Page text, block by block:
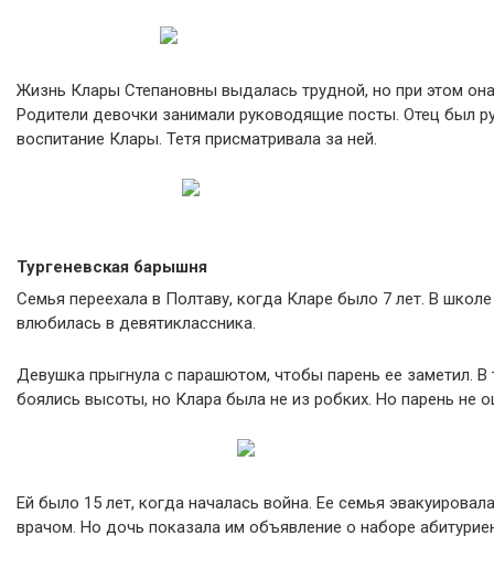
Жизнь Клары Степановны выдалась трудной, но при этом
Родители девочки занимали руководящие посты. Отец был
воспитание Клары. Тетя присматривала за ней.
Тургеневская барышня
Семья переехала в Полтаву, когда Кларе было 7 лет. В
влюбилась в девятиклассника.
Девушка прыгнула с парашютом, чтобы парень ее заметил.
боялись высоты, но Клара была не из робких. Но парень не
Ей было 15 лет, когда началась война. Ее семья
врачом. Но дочь показала им объявление о наборе